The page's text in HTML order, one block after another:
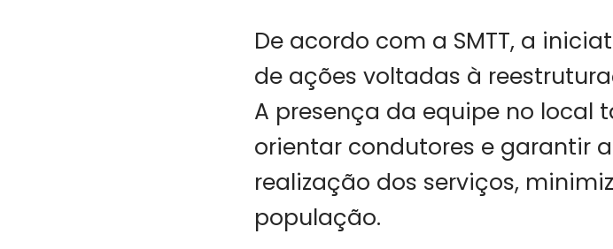
De acordo com a SMTT, a
de ações voltadas à
A presença da equipe no local
orientar condutores e garantir
realização dos serviços,
população.